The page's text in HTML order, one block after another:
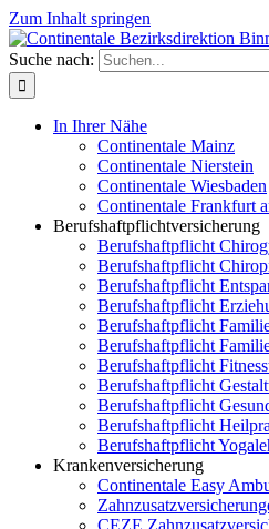
Zum Inhalt springen
Suche nach:
In Ihrer Nähe
Continentale Mainz
Continentale Nierstein
Continentale Wiesbaden
Continentale Frankfurt
Berufshaftpflichtversicherung
Berufshaftpflicht
Berufshaftpflicht
Berufshaftpflicht
Berufshaftpflicht
Berufshaftpflicht
Berufshaftpflicht
Berufshaftpflicht
Berufshaftpflicht
Berufshaftpflicht
Berufshaftpflicht
Berufshaftpflicht
Krankenversicherung
Continentale Easy
CEZE